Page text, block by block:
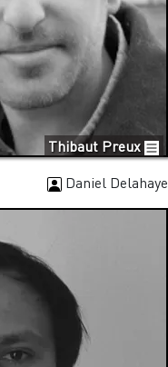
Thibaut Preux
Daniel Delahaye